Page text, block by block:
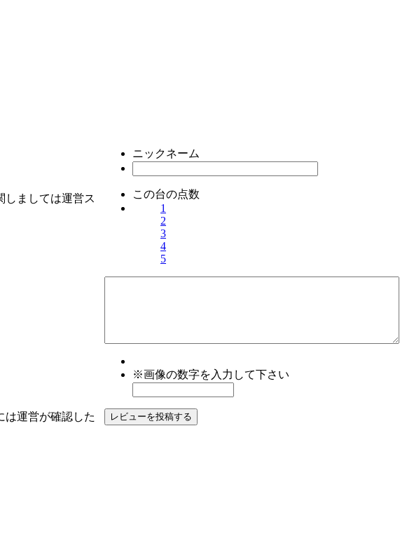
しましては運営ス
は運営が確認した
ニックネーム
この台の点数
1
2
3
4
5
※画像の数字を入力して下さい